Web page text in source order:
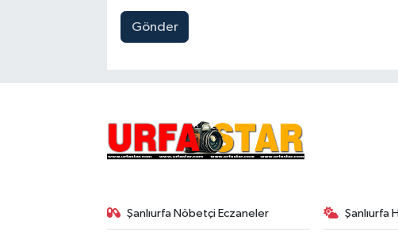
Gönder
Şanlıurfa Nöbetçi Eczaneler Şanlıurfa